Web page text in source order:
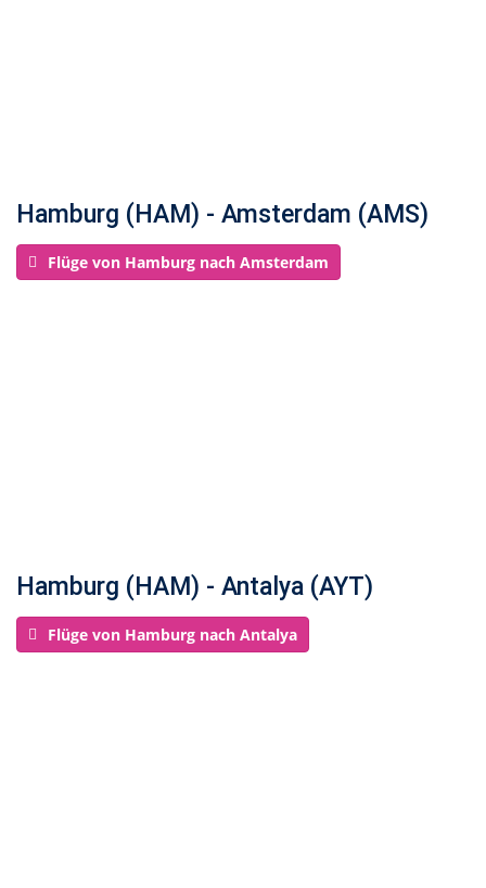
Hamburg (HAM) - Amsterdam (AMS)
Flüge von Hamburg nach Amsterdam
Hamburg (HAM) - Antalya (AYT)
Flüge von Hamburg nach Antalya